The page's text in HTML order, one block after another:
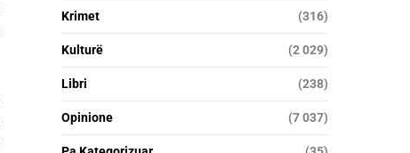
Krimet (316)
Kulturë (2 029)
Libri (238)
Opinione (7 037)